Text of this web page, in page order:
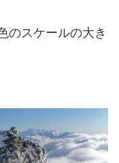
のスケールの大き